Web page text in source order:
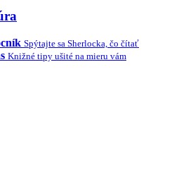
Spýtajte sa Sherlocka, čo čítať
Knižné tipy ušité na mieru vám